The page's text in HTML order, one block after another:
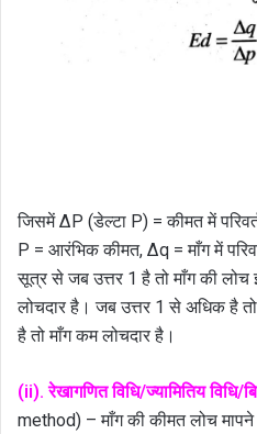
जिसमें ∆P (डेल्टा P) = कीमत में
P = आरंभिक कीमत, ∆q = माँग में
सूत्र से जब उत्तर 1 है तो माँग की लोच
लोचदार है। जब उत्तर 1 से अधिक है
है तो माँग कम लोचदार है।
(ii). रेखागणित विधि/ज्यामितिय विधि/
method) – माँग की कीमत लोच